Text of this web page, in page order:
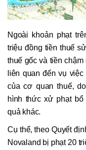
Ngoài khoản phạt
triệu đồng tiền thuế
thuế gốc và tiền
liên quan đến vụ
của cơ quan thuế,
hình thức xử phạt bổ
quả khác.
Cụ thể, theo Quyết
Novaland bị phạt 20